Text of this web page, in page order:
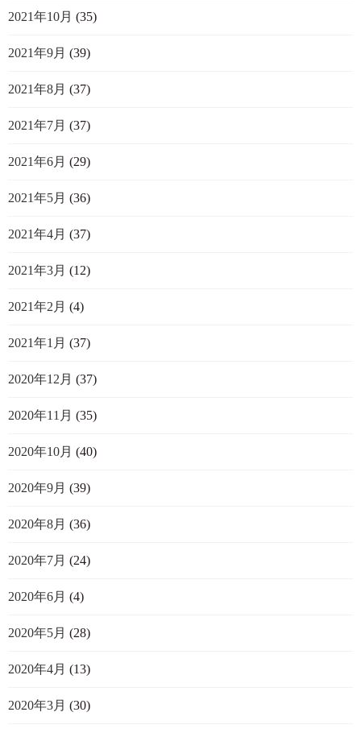
2021年10月 (35)
2021年9月 (39)
2021年8月 (37)
2021年7月 (37)
2021年6月 (29)
2021年5月 (36)
2021年4月 (37)
2021年3月 (12)
2021年2月 (4)
2021年1月 (37)
2020年12月 (37)
2020年11月 (35)
2020年10月 (40)
2020年9月 (39)
2020年8月 (36)
2020年7月 (24)
2020年6月 (4)
2020年5月 (28)
2020年4月 (13)
2020年3月 (30)